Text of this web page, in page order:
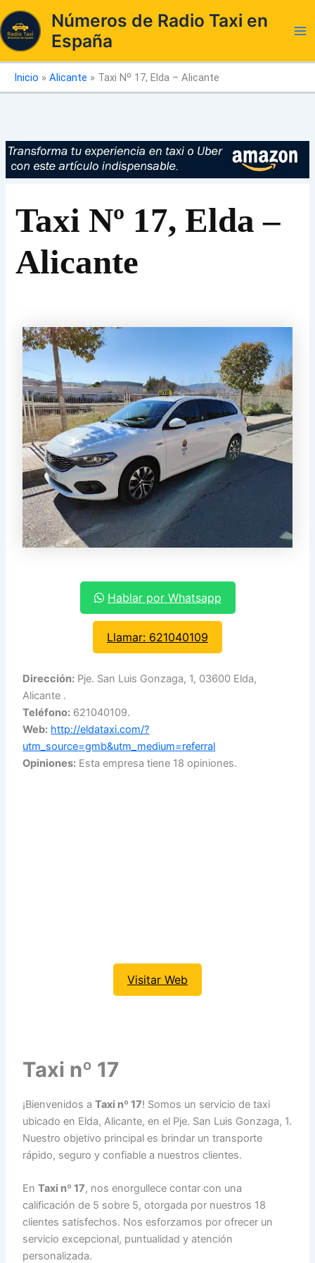
al
contenido
Números de Radio Taxi en
España
Inicio » Alicante » Taxi Nº 17, Elda – Alicante
Taxi Nº 17, Elda –
Alicante
Hablar por Whatsapp
Llamar: 621040109
Dirección: Pje. San Luis Gonzaga, 1, 03600 Elda,
Alicante .
Teléfono: 621040109.
Web: http://eldataxi.com/?
utm_source=gmb&utm_medium=referral
Opiniones: Esta empresa tiene 18 opiniones.
Visitar Web
Taxi nº 17
¡Bienvenidos aTaxi nº 17! Somos un servicio de taxi
ubicado en Elda, Alicante, en el Pje. San Luis Gonzaga, 1.
Nuestro objetivo principal es brindar un transporte
rápido, seguro y confiable a nuestros clientes.
EnTaxi nº 17, nos enorgullece contar con una
calificación de 5 sobre 5, otorgada por nuestros 18
clientes satisfechos. Nos esforzamos por ofrecer un
servicio excepcional, puntualidad y atención
personalizada.